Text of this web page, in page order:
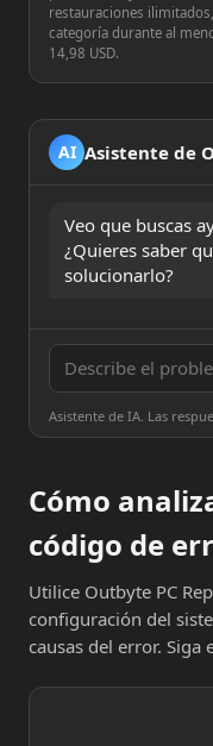
restauraciones
categoría durante al
14,98 USD.
AI Asistente de
Veo que buscas
¿Quieres saber
solucionarlo?
Asistente de IA. Las
Cómo
código de
Utilice Outbyte PC
configuración del
causas del error. Siga